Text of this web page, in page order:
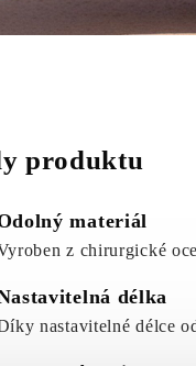
produktu
materiál
z chirurgické
délka
nastavitelné délce